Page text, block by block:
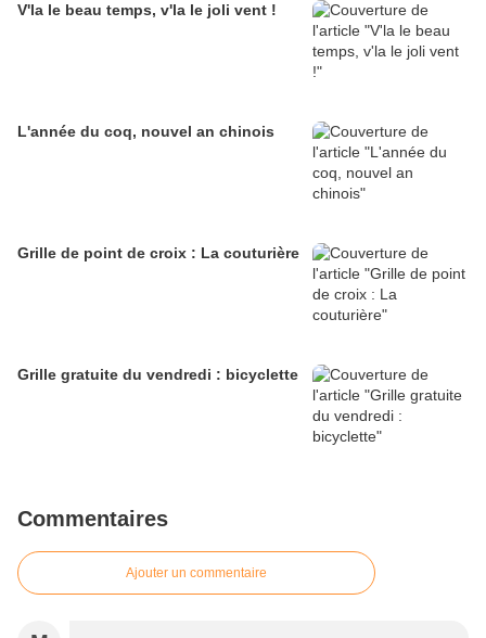
V'la le beau temps, v'la le joli vent !
L'année du coq, nouvel an chinois
Grille de point de croix : La couturière
Grille gratuite du vendredi : bicyclette
Commentaires
Ajouter un commentaire